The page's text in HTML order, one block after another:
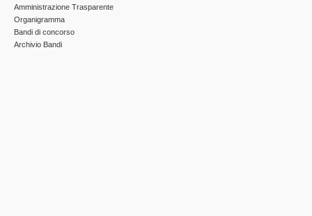
Amministrazione Trasparente
Organigramma
Bandi di concorso
Archivio Bandi